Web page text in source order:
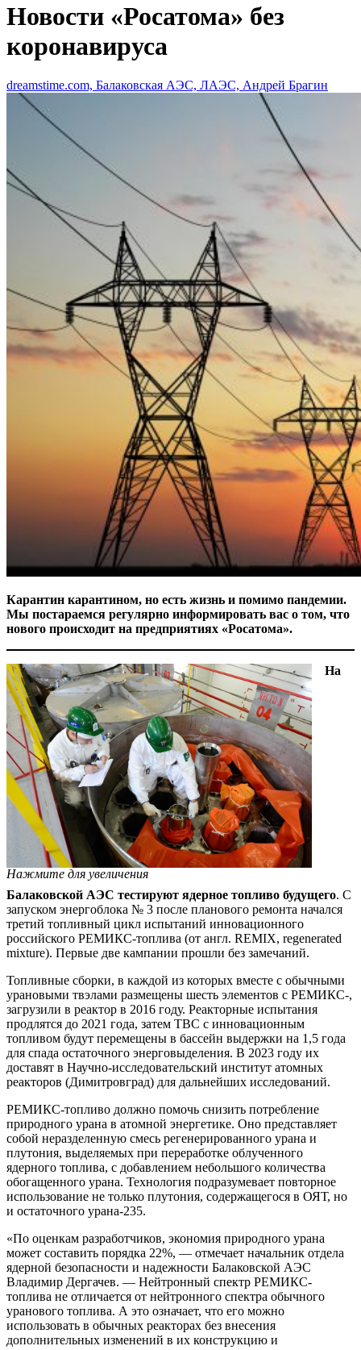
Новости «Росатома» без
коронавируса
dreamstime.com, Балаковская АЭС, ЛАЭС, Андрей Брагин
Карантин карантином, но есть жизнь и помимо пандемии.
Мы постараемся регулярно информировать вас о том, что
нового происходит на предприятиях «Росатома».
Нажмите для увеличения
На
Балаковской АЭС тестируют ядерное топливо будущего. С
запуском энергоблока № 3 после планового ремонта начался
третий топливный цикл испытаний инновационного
российского РЕМИКС-топлива (от англ. REMIX, regenerated
mixture). Первые две кампании прошли без замечаний.
Топливные сборки, в каждой из которых вместе с обычными
урановыми твэлами размещены шесть элементов с РЕМИКС-,
загрузили в реактор в 2016 году. Реакторные испытания
продлятся до 2021 года, затем ТВС с инновационным
топливом будут перемещены в бассейн выдержки на 1,5 года
для спада остаточного энерговыделения. В 2023 году их
доставят в Научно-исследовательский институт атомных
реакторов (Димитровград) для дальнейших исследований.
РЕМИКС-топливо должно помочь снизить потребление
природного урана в атомной энергетике. Оно представляет
собой неразделенную смесь регенерированного урана и
плутония, выделяемых при переработке облученного
ядерного топлива, с добавлением небольшого количества
обогащенного урана. Технология подразумевает повторное
использование не только плутония, содержащегося в ОЯТ, но
и остаточного урана-235.
«По оценкам разработчиков, экономия природного урана
может составить порядка 22%, — отмечает начальник отдела
ядерной безопасности и надежности Балаковской АЭС
Владимир Дергачев. — Нейтронный спектр РЕМИКС-
топлива не отличается от нейтронного спектра обычного
уранового топлива. А это означает, что его можно
использовать в обычных реакторах без внесения
дополнительных изменений в их конструкцию и